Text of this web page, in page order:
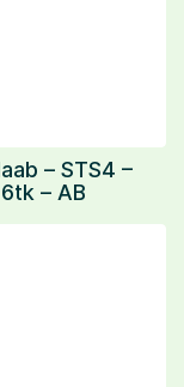
– STS4 –
– AB